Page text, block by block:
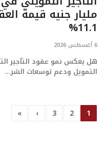
11.1%
6 أغسطس 2026
هل يعكس نمو عقود التأجير
التمويل ودعم توسعات الشر...
1
2
3
›
»